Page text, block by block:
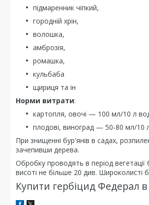
підмаренник чіпкий,
городній хрін,
волошка,
амброзія,
ромашка,
кульбаба
щириця та ін
Норми витрати:
картопля, овочі — 100 мл/10 л
плодові, виноград — 50-80 мл/10
При знищенні бур'янів в садах,
зачепивши дерева.
Обробку проводять в період
висоті не більше 20 див. Широколисті
Купити гербіцид Федерал